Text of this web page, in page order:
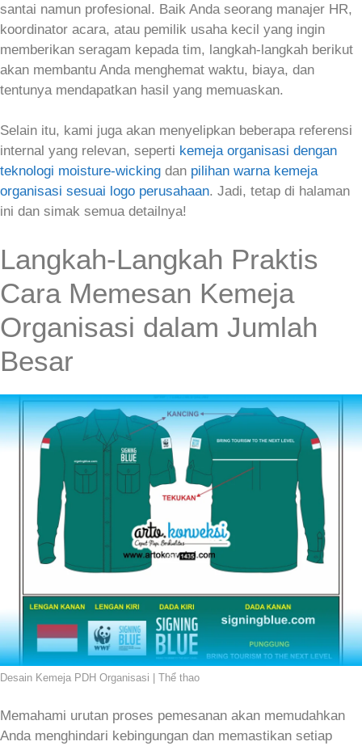
santai namun profesional. Baik Anda seorang manajer HR,
koordinator acara, atau pemilik usaha kecil yang ingin
memberikan seragam kepada tim, langkah‑langkah berikut
akan membantu Anda menghemat waktu, biaya, dan
tentunya mendapatkan hasil yang memuaskan.
Selain itu, kami juga akan menyelipkan beberapa referensi
internal yang relevan, seperti kemeja organisasi dengan
teknologi moisture‑wicking dan pilihan warna kemeja
organisasi sesuai logo perusahaan. Jadi, tetap di halaman
ini dan simak semua detailnya!
Langkah-Langkah Praktis
Cara Memesan Kemeja
Organisasi dalam Jumlah
Besar
Desain Kemeja PDH Organisasi | Thể thao
Memahami urutan proses pemesanan akan memudahkan
Anda menghindari kebingungan dan memastikan setiap